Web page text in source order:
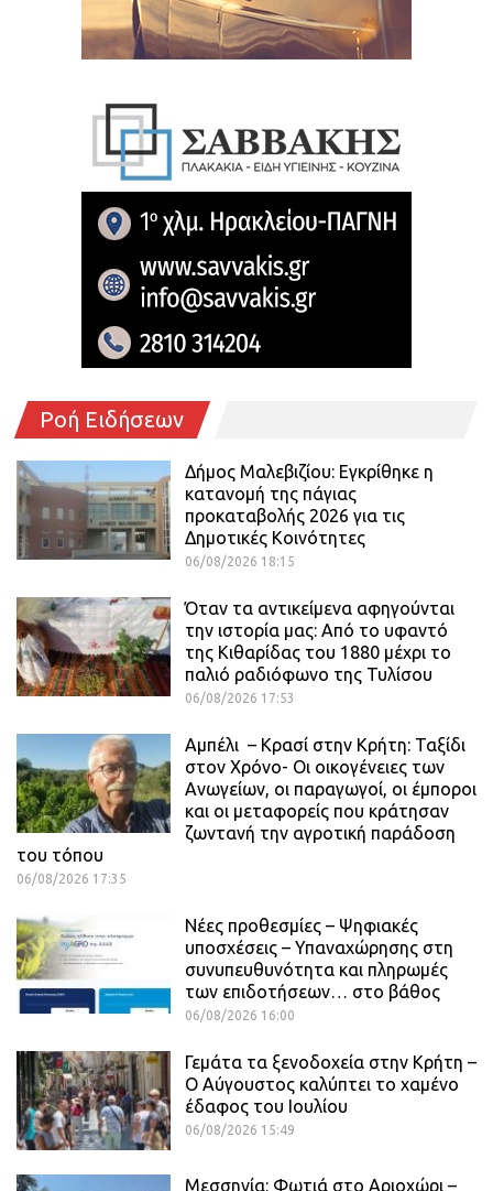
Ροή Ειδήσεων
Δήμος Μαλεβιζίου: Εγκρίθηκε η
κατανομή της πάγιας
προκαταβολής 2026 για τις
Δημοτικές Κοινότητες
06/08/2026 18:15
Όταν τα αντικείμενα αφηγούνται
την ιστορία μας: Από το υφαντό
της Κιθαρίδας του 1880 μέχρι το
παλιό ραδιόφωνο της Τυλίσου
06/08/2026 17:53
Αμπέλι – Κρασί στην Κρήτη: Ταξίδι
στον Χρόνο- Οι οικογένειες των
Ανωγείων, οι παραγωγοί, οι έμποροι
και οι μεταφορείς που κράτησαν
ζωντανή την αγροτική παράδοση
του τόπου
06/08/2026 17:35
Νέες προθεσμίες – Ψηφιακές
υποσχέσεις – Υπαναχώρησης στη
συνυπευθυνότητα και πληρωμές
των επιδοτήσεων… στο βάθος
06/08/2026 16:00
Γεμάτα τα ξενοδοχεία στην Κρήτη –
Ο Αύγουστος καλύπτει το χαμένο
έδαφος του Ιουλίου
06/08/2026 15:49
Μεσσηνία: Φωτιά στο Αριοχώρι –